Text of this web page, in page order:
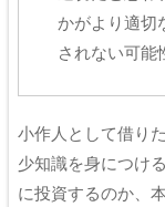
かがより適切
されない可能
小作人として借り
少知識を身につけ
に投資するのか、